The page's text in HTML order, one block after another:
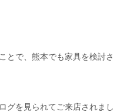
とで、熊本でも家具を検討さ
グを見られてご来店されまし